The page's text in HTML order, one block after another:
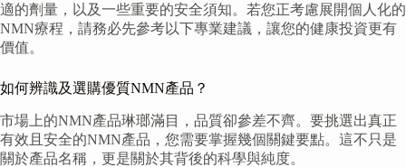
適的劑量，以及一些重要的安全須知。若您正考慮展開個人化的
NMN療程，請務必先參考以下專業建議，讓您的健康投資更有
價值。
如何辨識及選購優質NMN產品？
市場上的NMN產品琳瑯滿目，品質卻參差不齊。要挑選出真正
有效且安全的NMN產品，您需要掌握幾個關鍵要點。這不只是
關於產品名稱，更是關於其背後的科學與純度。